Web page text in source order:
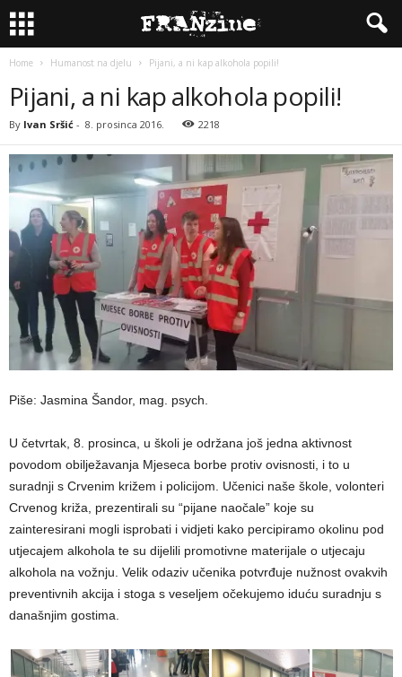
Home Humanost na djelu Pijani, a ni kap alkohola popili!
Pijani, a ni kap alkohola popili!
By Ivan Sršić - 8. prosinca 2016. 2218
Piše: Jasmina Šandor, mag. psych.
U četvrtak, 8. prosinca, u školi je održana još jedna aktivnost
povodom obilježavanja Mjeseca borbe protiv ovisnosti, i to u
suradnji s Crvenim križem i policijom. Učenici naše škole, volonteri
Crvenog križa, prezentirali su “pijane naočale” koje su
zainteresirani mogli isprobati i vidjeti kako percipiramo okolinu pod
utjecajem alkohola te su dijelili promotivne materijale o utjecaju
alkohola na vožnju. Velik odaziv učenika potvrđuje nužnost ovakvih
preventivnih akcija i stoga s veseljem očekujemo iduću suradnju s
današnjim gostima.